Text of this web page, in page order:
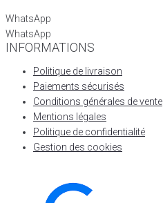
WhatsApp
WhatsApp
INFORMATIONS
Politique de livraison
Paiements sécurisés
Conditions générales de vente
Mentions légales
Politique de confidentialité
Gestion des cookies